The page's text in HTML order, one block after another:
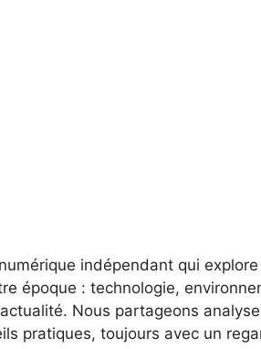
indépendant qui
époque : technologie,
Nous partageons
pratiques, toujours avec un